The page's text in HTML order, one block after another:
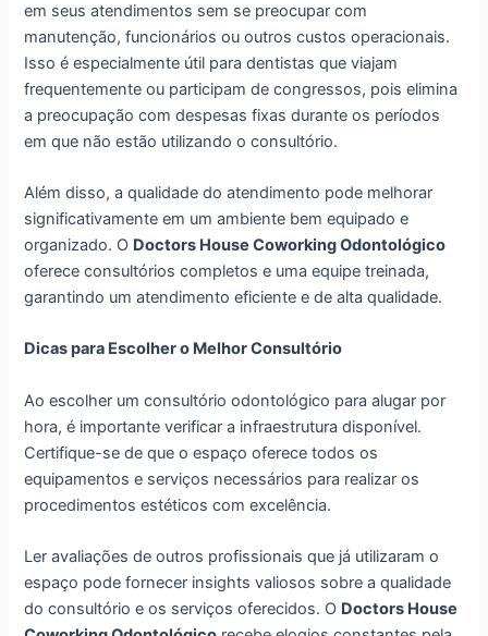
em seus atendimentos sem se preocupar com
manutenção, funcionários ou outros custos operacionais.
Isso é especialmente útil para dentistas que viajam
frequentemente ou participam de congressos, pois elimina
a preocupação com despesas fixas durante os períodos
em que não estão utilizando o consultório.
Além disso, a qualidade do atendimento pode melhorar
significativamente em um ambiente bem equipado e
organizado. O Doctors House Coworking Odontológico
oferece consultórios completos e uma equipe treinada,
garantindo um atendimento eficiente e de alta qualidade.
Dicas para Escolher o Melhor Consultório
Ao escolher um consultório odontológico para alugar por
hora, é importante verificar a infraestrutura disponível.
Certifique-se de que o espaço oferece todos os
equipamentos e serviços necessários para realizar os
procedimentos estéticos com excelência.
Ler avaliações de outros profissionais que já utilizaram o
espaço pode fornecer insights valiosos sobre a qualidade
do consultório e os serviços oferecidos. O Doctors House